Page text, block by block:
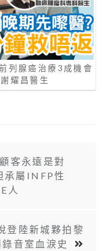
列腺癌治療3成機會
耀昌醫生
客永遠是對
承屬INFP性
人
登陸新城夥拍黎
音室血淚史